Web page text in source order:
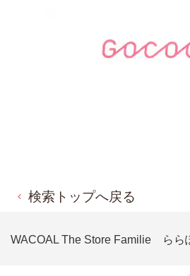
検索トップへ戻る
WACOAL The Store Familie らら